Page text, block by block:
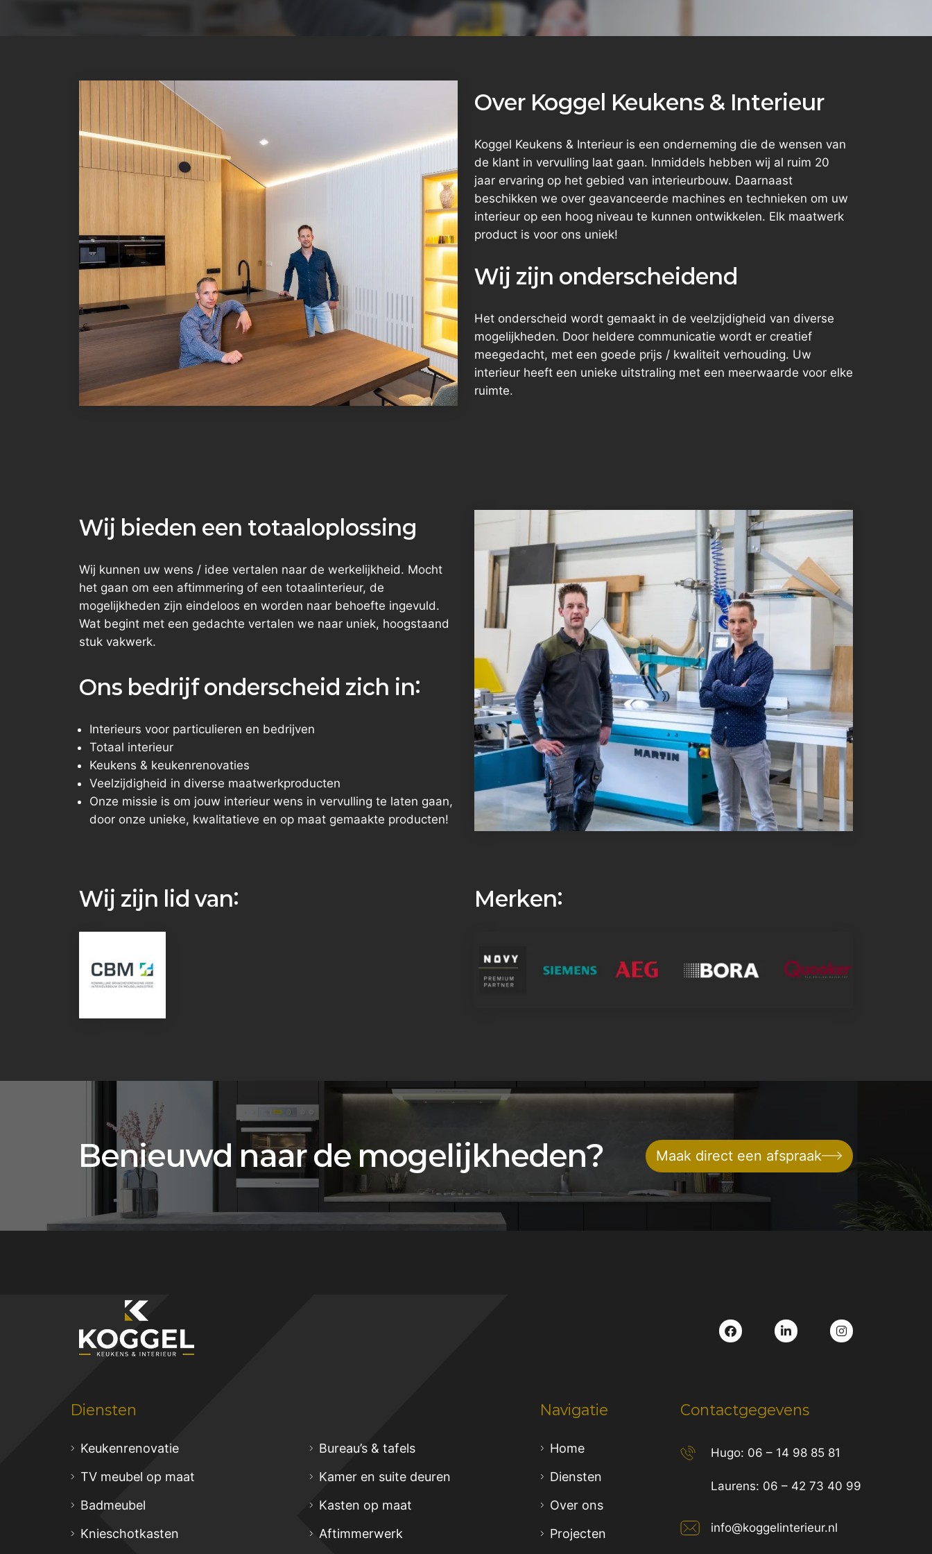
Over Koggel Keukens & Interieur
Koggel Keukens & Interieur is een onderneming die de wensen van
de klant in vervulling laat gaan. Inmiddels hebben wij al ruim 20
jaar ervaring op het gebied van interieurbouw. Daarnaast
beschikken we over geavanceerde machines en technieken om uw
interieur op een hoog niveau te kunnen ontwikkelen. Elk maatwerk
product is voor ons uniek!
Wij zijn onderscheidend
Het onderscheid wordt gemaakt in de veelzijdigheid van diverse
mogelijkheden. Door heldere communicatie wordt er creatief
meegedacht, met een goede prijs / kwaliteit verhouding. Uw
interieur heeft een unieke uitstraling met een meerwaarde voor elke
ruimte.
Wij bieden een totaaloplossing
Wij kunnen uw wens / idee vertalen naar de werkelijkheid. Mocht
het gaan om een aftimmering of een totaalinterieur, de
mogelijkheden zijn eindeloos en worden naar behoefte ingevuld.
Wat begint met een gedachte vertalen we naar uniek, hoogstaand
stuk vakwerk.
Ons bedrijf onderscheid zich in:
Interieurs voor particulieren en bedrijven
Totaal interieur
Keukens & keukenrenovaties
Veelzijdigheid in diverse maatwerkproducten
Onze missie is om jouw interieur wens in vervulling te laten gaan,
door onze unieke, kwalitatieve en op maat gemaakte producten!
Wij zijn lid van: Merken:
Benieuwd naar de mogelijkheden? Maak direct een afspraak
Diensten
Keukenrenovatie
TV meubel op maat
Badmeubel
Knieschotkasten
Bureau’s & tafels
Kamer en suite deuren
Kasten op maat
Aftimmerwerk
Navigatie
Home
Diensten
Over ons
Projecten
Contactgegevens
Hugo: 06 – 14 98 85 81
Laurens: 06 – 42 73 40 99
info@koggelinterieur.nl